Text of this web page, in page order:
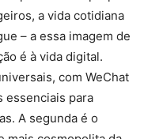
a vida cotidiana
– a essa imagem de
é à vida digital.
com WeChat
essenciais para
A segunda é o